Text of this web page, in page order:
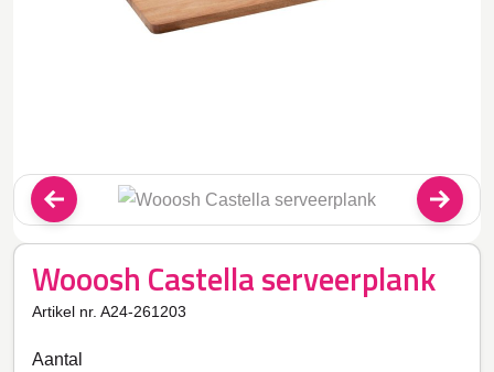
Wooosh Castella serveerplank
Artikel nr. A24-261203
Aantal